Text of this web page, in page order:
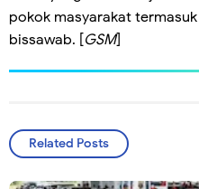
pokok masyarakat
bissawab. [GSM]
Related Posts